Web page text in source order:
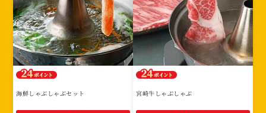
海鮮しゃぶしゃぶセット 宮崎牛しゃぶしゃぶ